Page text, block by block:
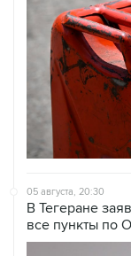
05 августа, 20:30
В Тегеране
все пункты по